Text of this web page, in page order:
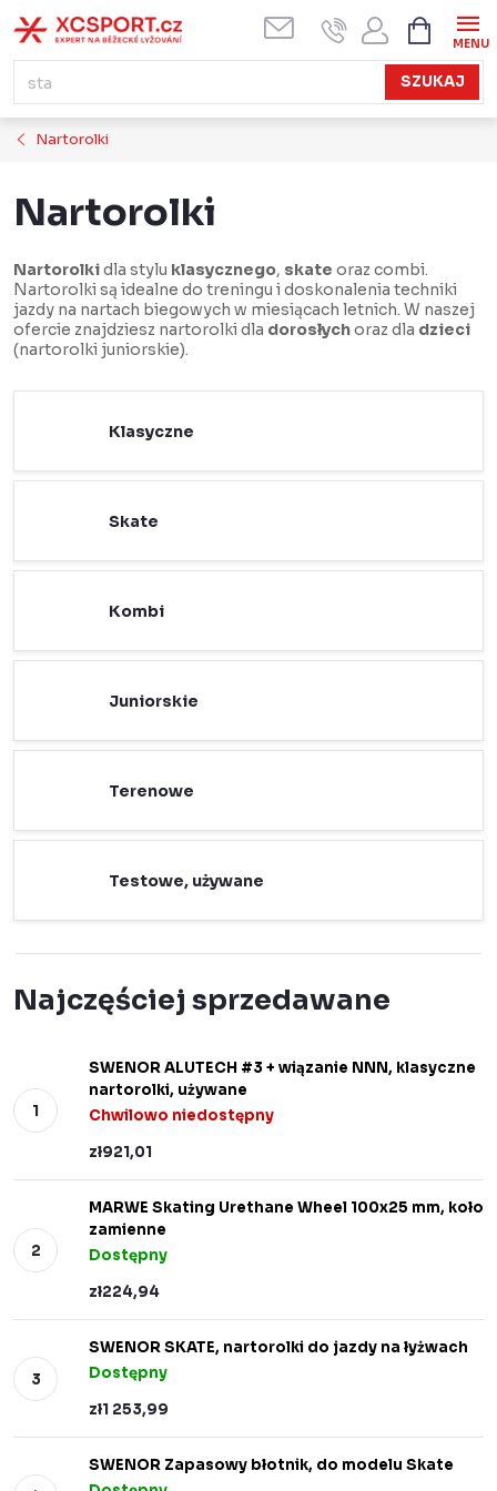
do
treści
SZUKAJ
Nartorolki
Nartorolki
Nartorolkidla stylu klasycznego, skate oraz combi.
Nartorolki są idealne do treningu i doskonalenia techniki
jazdy na nartach biegowych w miesiącach letnich. W naszej
ofercie znajdziesz nartorolki dla dorosłychoraz dla dzieci
(nartorolki juniorskie).
Klasyczne
Skate
Kombi
Juniorskie
Terenowe
Testowe, używane
Najczęściej sprzedawane
SWENOR ALUTECH #3 + wiązanie NNN, klasyczne
nartorolki, używane
Chwilowo niedostępny
zł921,01
MARWE Skating Urethane Wheel 100x25 mm, koło
zamienne
Dostępny
zł224,94
SWENOR SKATE, nartorolki do jazdy na łyżwach
Dostępny
zł1 253,99
SWENOR Zapasowy błotnik, do modelu Skate